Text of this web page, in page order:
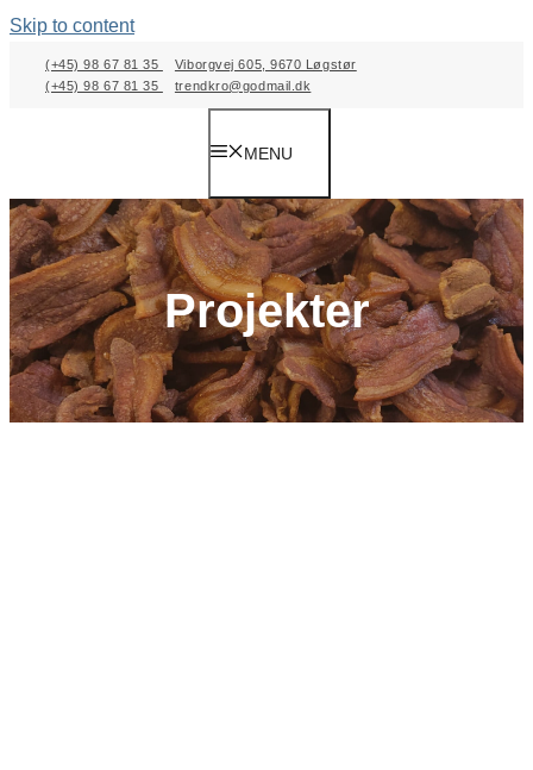
Skip to content
(+45) 98 67 81 35
Viborgvej 605, 9670 Løgstør
(+45) 98 67 81 35
trendkro@godmail.dk
MENU
Projekter